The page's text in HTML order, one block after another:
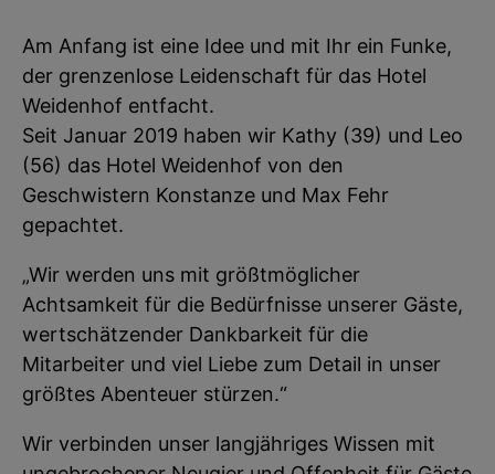
Am Anfang ist eine Idee und mit Ihr ein Funke,
der grenzenlose Leidenschaft für das Hotel
Weidenhof entfacht.
Seit Januar 2019 haben wir Kathy (39) und Leo
(56) das Hotel Weidenhof von den
Geschwistern Konstanze und Max Fehr
gepachtet.
„Wir werden uns mit größtmöglicher
Achtsamkeit für die Bedürfnisse unserer Gäste,
wertschätzender Dankbarkeit für die
Mitarbeiter und viel Liebe zum Detail in unser
größtes Abenteuer stürzen.“
Wir verbinden unser langjähriges Wissen mit